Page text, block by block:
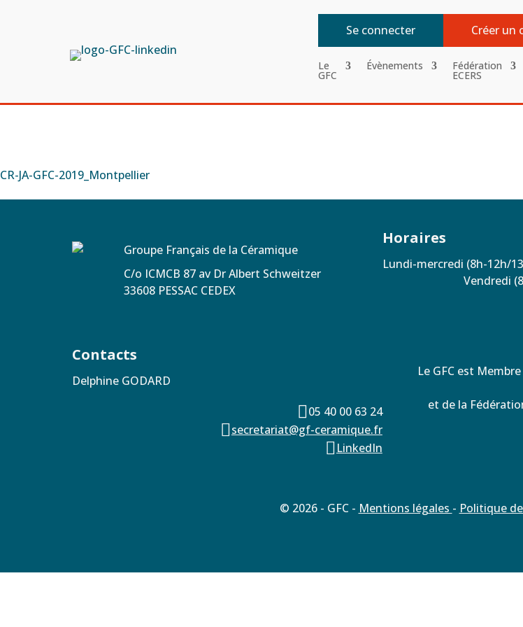
Se connecter Créer un
Le
GFC
Évènements Fédération
ECERS
CR-JA-GFC-2019_Montpellier
Groupe Français de la Céramique
C/o ICMCB 87 av Dr Albert Schweitzer
33608 PESSAC CEDEX
Contacts
Delphine GODARD
05 40 00 63 24

secretariat@gf-ceramique.fr

LinkedIn

Horaires
Lundi-mercredi (8h-12h/
Vendredi
Le GFC est
et de la
© 2026 - GFC - Mentions légales - Politique